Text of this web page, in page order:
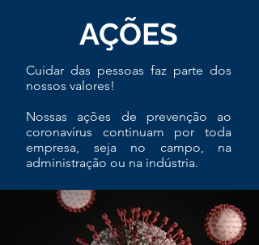
AÇÕES
Cuidar das pessoas faz parte dos
nossos valores!
Nossas ações de prevenção ao
coronavírus continuam por toda
empresa, seja no campo, na
administração ou na indústria.